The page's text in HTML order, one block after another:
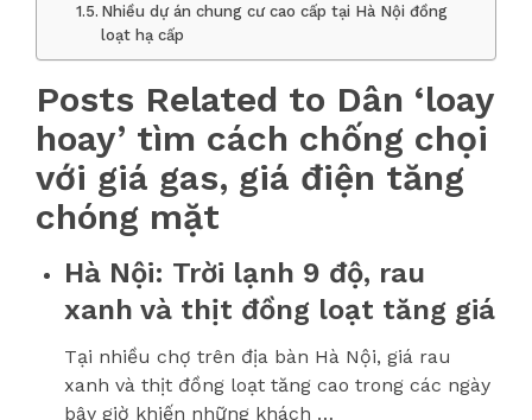
Nhiều dự án chung cư cao cấp tại Hà Nội đồng
loạt hạ cấp
Posts Related to Dân ‘loay
hoay’ tìm cách chống chọi
với giá gas, giá điện tăng
chóng mặt
Hà Nội: Trời lạnh 9 độ, rau
xanh và thịt đồng loạt tăng giá
Tại nhiều chợ trên địa bàn Hà Nội, giá rau
xanh và thịt đồng loạt tăng cao trong các ngày
bây giờ khiến những khách …